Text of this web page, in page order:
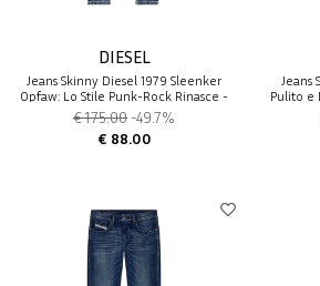
DIESEL
Jeans Skinny Diesel 1979 Sleenker
0pfaw: Lo Stile Punk-Rock Rinasce -
1979 sleenker
€ 175.00 -49.7%
€ 88.00
Jeans
Pulito e